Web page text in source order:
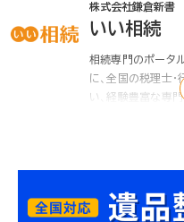
株式会社鎌倉新書
いい相続
相続専門のポータル
に、全国の税理士
い、経験豊富な専
相談、相続手続の
また「いい相続」で
のご協力をいただ
▶ いい相続とは